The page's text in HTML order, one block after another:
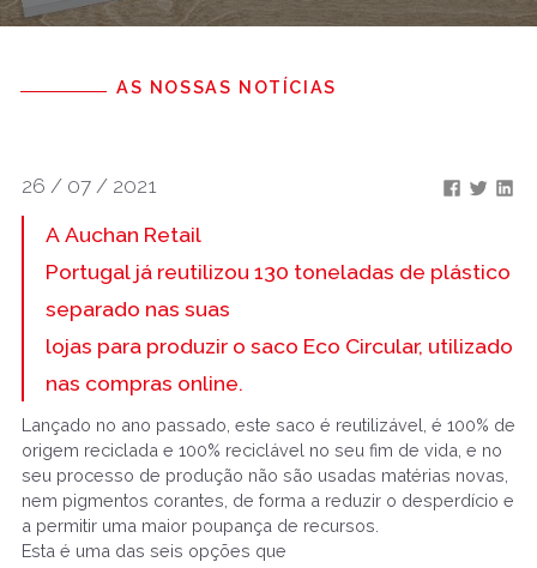
AS NOSSAS NOTÍCIAS
26 / 07 / 2021
A Auchan Retail
Portugal já reutilizou 130 toneladas de plástico
separado nas suas
lojas para produzir o saco Eco Circular, utilizado
nas compras online.
Lançado no ano passado, este saco é reutilizável, é 100% de
origem reciclada e 100% reciclável no seu fim de vida, e no
seu processo de produção não são usadas matérias novas,
nem pigmentos corantes, de forma a reduzir o desperdício e
a permitir uma maior poupança de recursos.
Esta é uma das seis opções que